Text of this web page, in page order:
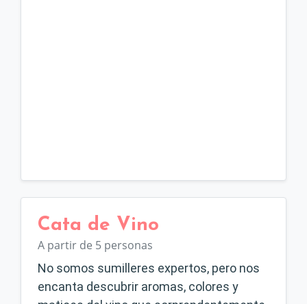
Cata de Vino
A partir de 5 personas
No somos sumilleres expertos, pero nos
encanta descubrir aromas, colores y